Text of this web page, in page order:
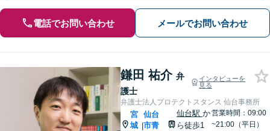
電話でお問い合わせ メールでお問い合わせ
鎌田 祐介 弁
護士
インタビューを
見る
弁護士法人プロテクトスタンス 仙台事務所
宮
城 |
仙台
市青
仙台駅 か
ら徒歩1
営業時間：09:00
~21:00（平日）